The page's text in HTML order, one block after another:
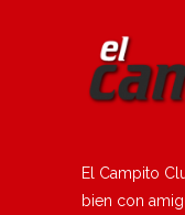
El Campito
bien con